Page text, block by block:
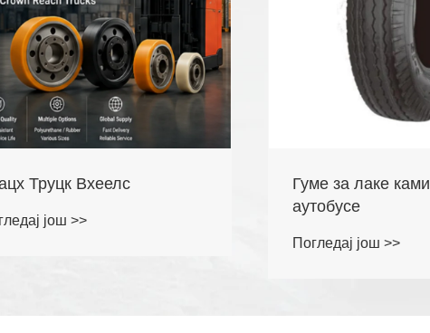
за лаке камионе и
Форклифт Вхеелс
Погледај још >>